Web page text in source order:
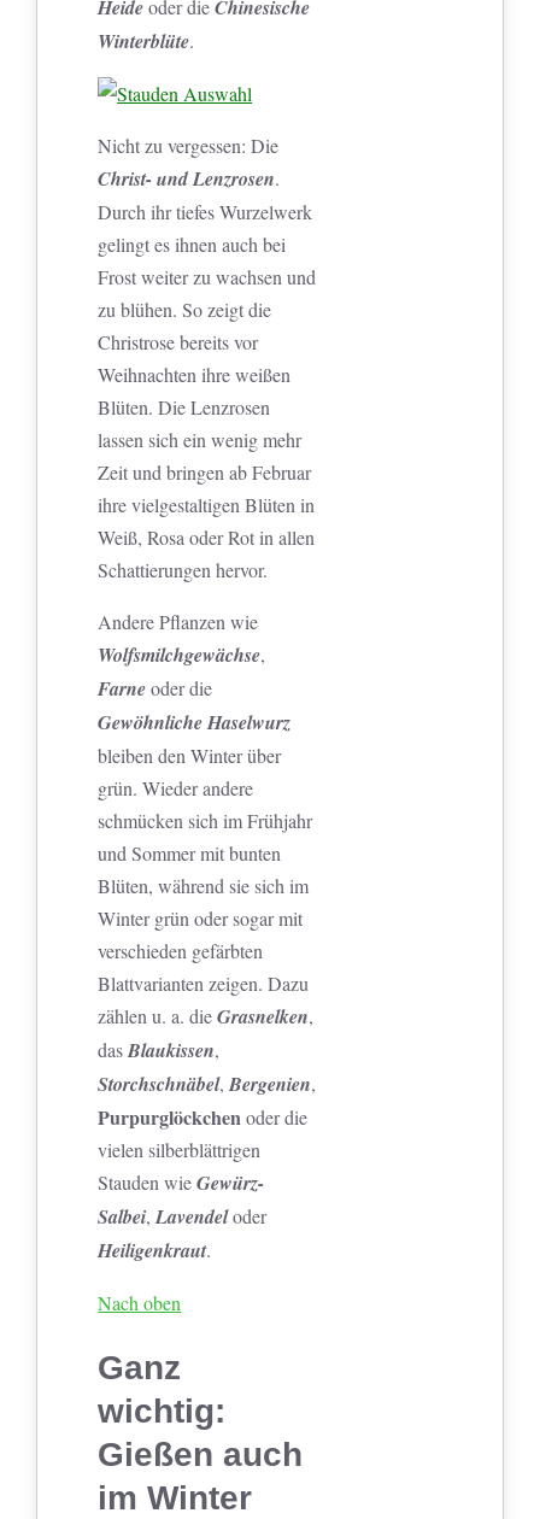
Heideoder dieChinesische
Winterblüte.
Nicht zu vergessen: Die
Christ- und Lenzrosen.
Durch ihr tiefes Wurzelwerk
gelingt es ihnen auch bei
Frost weiter zu wachsen und
zu blühen. So zeigt die
Christrose bereits vor
Weihnachten ihre weißen
Blüten. Die Lenzrosen
lassen sich ein wenig mehr
Zeit und bringen ab Februar
ihre vielgestaltigen Blüten in
Weiß, Rosa oder Rot in allen
Schattierungen hervor.
Andere Pflanzen wie
Wolfsmilchgewächse,
Farneoder die
Gewöhnliche Haselwurz
bleiben den Winter über
grün. Wieder andere
schmücken sich im Frühjahr
und Sommer mit bunten
Blüten, während sie sich im
Winter grün oder sogar mit
verschieden gefärbten
Blattvarianten zeigen. Dazu
zählen u. a. dieGrasnelken,
dasBlaukissen,
Storchschnäbel,Bergenien,
Purpurglöckchenoder die
vielen silberblättrigen
Stauden wieGewürz-
Salbei,Lavendeloder
Heiligenkraut.
Nach oben
Ganz
wichtig:
Gießen auch
im Winter